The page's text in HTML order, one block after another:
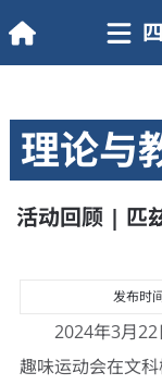
理论与
活动回顾 | 匹
发布时
2024年3月22
趣味运动会在文科